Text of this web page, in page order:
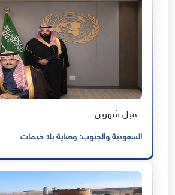
قبل شهرين
السعودية والجنوب: وصاية بلا خدمات